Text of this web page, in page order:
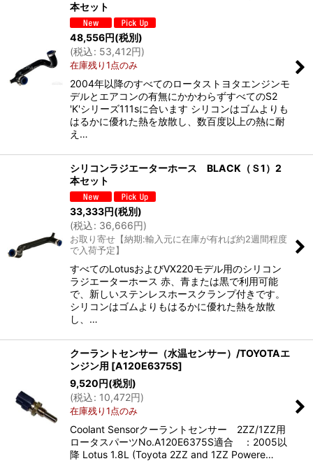
本セット
48,556円(税別)
(税込: 53,412円)
在庫残り1点のみ
2004年以降のすべてのロータストヨタエンジンモ
デルとエアコンの有無にかかわらずすべてのS2
'K'シリーズ111sに合います シリコンはゴムよりも
はるかに優れた熱を放散し、数百度以上の熱に耐
え…
シリコンラジエーターホース BLACK（Ｓ1）2
本セット
33,333円(税別)
(税込: 36,666円)
お取り寄せ【納期:輸入元に在庫が有れば約2週間程度
で入荷予定】
すべてのLotusおよびVX220モデル用のシリコン
ラジエーターホース 赤、青または黒で利用可能
で、新しいステンレスホースクランプ付きです。
シリコンはゴムよりもはるかに優れた熱を放散
し、…
クーラントセンサー（水温センサー）/TOYOTAエ
ンジン用 [A120E6375S]
9,520円(税別)
(税込: 10,472円)
在庫残り1点のみ
Coolant Sensorクーラントセンサー 2ZZ/1ZZ用
ロータスパーツNo.A120E6375S適合 ：2005以
降 Lotus 1.8L (Toyota 2ZZ and 1ZZ Powere…